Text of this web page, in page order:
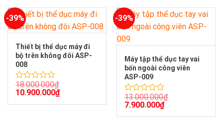
5
sao
5
sao
-39%
Thiết bị thể dục máy đi
bộ trên không đôi ASP-
008
Được
xếp
18.000.000₫
10.900.000₫
-39%
Máy tập thể dục tay vai
bốn ngoài công viên
ASP-009
Được
xếp
13.000.000₫
7.900.000₫